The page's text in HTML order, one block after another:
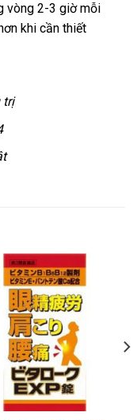
vòng 2-3 giờ mỗi
khi cần thiết
trị